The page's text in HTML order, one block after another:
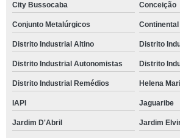
City Bussocaba Conceição
Conjunto Metalúrgicos Continental
Distrito Industrial Altino Distrito
Distrito Industrial Autonomistas Distrito
Distrito Industrial Remédios Helena
IAPI Jaguaribe
Jardim D'Abril Jardim